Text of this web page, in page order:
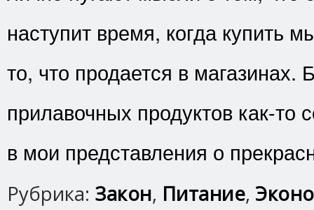
наступит время, когда купить
то, что продается в магазинах.
прилавочных продуктов как-то
в мои представления о
Рубрика: Закон, Питание,